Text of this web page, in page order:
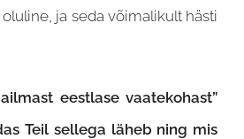
ja seda võimalikult hästi
eestlase vaatekohast”
Teil sellega läheb ning mis